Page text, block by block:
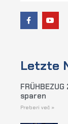
Letzte
sparen
Preberi več »